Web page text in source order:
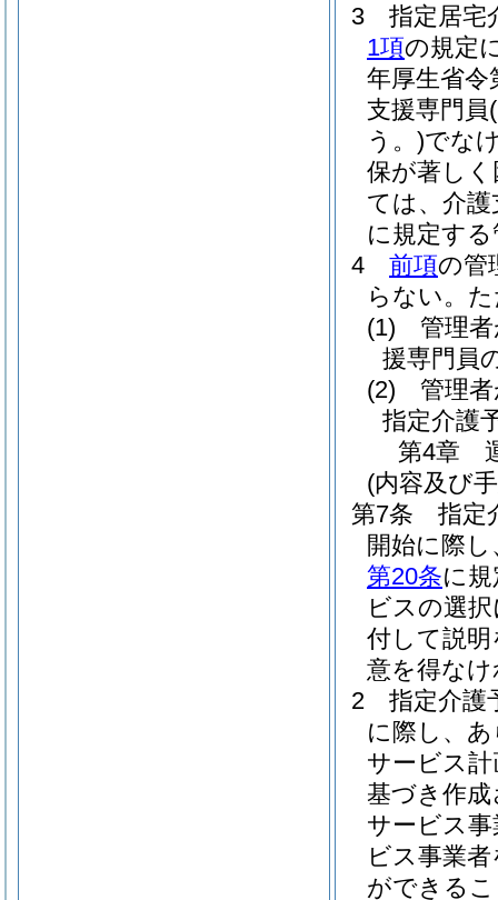
3
指定居宅
1項の規定
年厚生省令
支援専門員
う。)でな
保が著し
ては、介
に規定す
4
前項の管
らない。
(1)
管理
援専門員
(2)
管理
指定介護
第4章
(内容及び
第7条
指定
開始に際
第20条に
ビスの選
付して説
意を得な
2
指定介護
に際し、
サービス
基づき作
サービス事
ビス事業
ができる